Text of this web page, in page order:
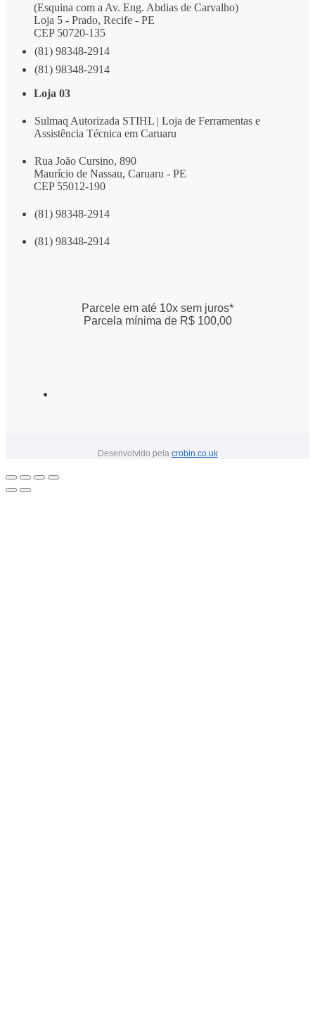
(Esquina com a Av. Eng. Abdias de Carvalho)
Loja 5 - Prado, Recife - PE
CEP 50720-135
(81) 98348-2914
(81) 98348-2914
Loja 03
Sulmaq Autorizada STIHL | Loja de Ferramentas e
Assistência Técnica em Caruaru
Rua João Cursino, 890
Maurício de Nassau, Caruaru - PE
CEP 55012-190
(81) 98348-2914
(81) 98348-2914
Parcele em até 10x sem juros*
Parcela mínima de R$ 100,00
Desenvolvido pela crobin.co.uk